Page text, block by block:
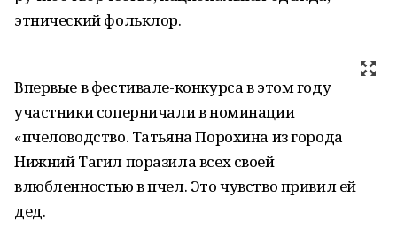
этнический фольклор.
Впервые в фестивале-конкурса в этом году
участники соперничали в номинации
«пчеловодство. Татьяна Порохина из города
Нижний Тагил поразила всех своей
влюбленностью в пчел. Это чувство привил ей
дед.